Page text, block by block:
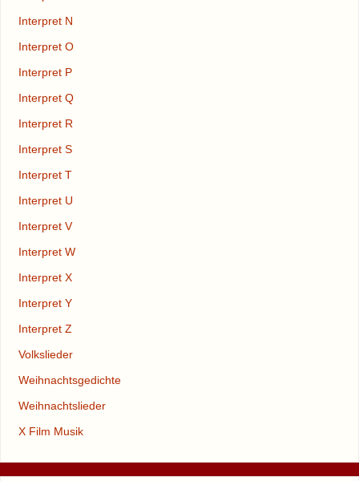
Interpret N
Interpret O
Interpret P
Interpret Q
Interpret R
Interpret S
Interpret T
Interpret U
Interpret V
Interpret W
Interpret X
Interpret Y
Interpret Z
Volkslieder
Weihnachtsgedichte
Weihnachtslieder
X Film Musik